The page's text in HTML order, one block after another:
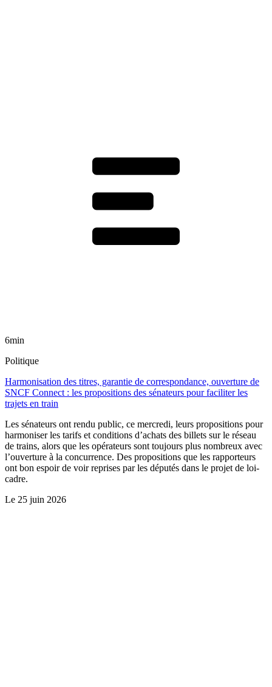
6min
Politique
Harmonisation des titres, garantie de correspondance, ouverture de
SNCF Connect : les propositions des sénateurs pour faciliter les
trajets en train
Les sénateurs ont rendu public, ce mercredi, leurs propositions pour
harmoniser les tarifs et conditions d’achats des billets sur le réseau
de trains, alors que les opérateurs sont toujours plus nombreux avec
l’ouverture à la concurrence. Des propositions que les rapporteurs
ont bon espoir de voir reprises par les députés dans le projet de loi-
cadre.
Le 25 juin 2026